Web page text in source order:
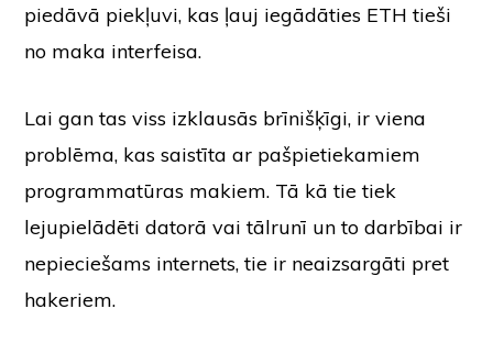
piedāvā piekļuvi, kas ļauj iegādāties ETH tieši
no maka interfeisa.
Lai gan tas viss izklausās brīnišķīgi, ir viena
problēma, kas saistīta ar pašpietiekamiem
programmatūras makiem. Tā kā tie tiek
lejupielādēti datorā vai tālrunī un to darbībai ir
nepieciešams internets, tie ir neaizsargāti pret
hakeriem.